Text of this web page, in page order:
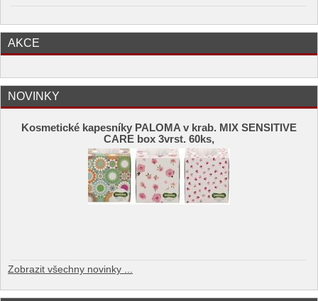
AKCE
NOVINKY
Kosmetické kapesníky PALOMA v krab. MIX SENSITIVE
CARE box 3vrst. 60ks,
Zobrazit všechny novinky ...